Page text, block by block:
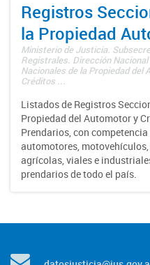
Registros
la Propiedad
Ministerio de Justicia.
Registrales. Dirección
Nacionales de la Propiedad del
Créditos ...
Listados de Registros
Propiedad del Automotor y
Prendarios, con competencia
automotores,
agrícolas, viales e
prendarios de todo el país.